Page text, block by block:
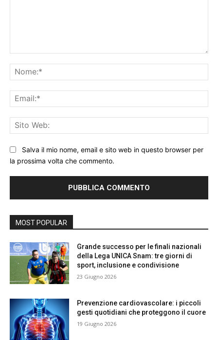
Salva il mio nome, email e sito web in questo browser per
la prossima volta che commento.
MOST POPULAR
Grande successo per le finali nazionali
della Lega UNICA Snam: tre giorni di
sport, inclusione e condivisione
23 Giugno 2026
Prevenzione cardiovascolare: i piccoli
gesti quotidiani che proteggono il cuore
19 Giugno 2026